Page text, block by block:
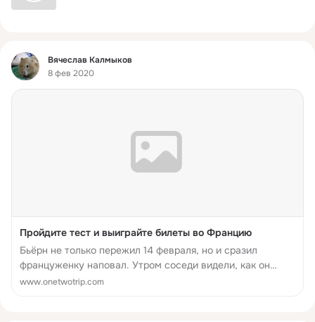
Фид
Вячеслав Калмыков
8 фев 2020
Пройдите тест и выиграйте билеты во Францию
Бьёрн не только пережил 14 февраля, но и сразил
француженку наповал. Утром соседи видели, как он
торопился за кольцом. А вы знаете, как достичь «долго и
www.onetwotrip.com